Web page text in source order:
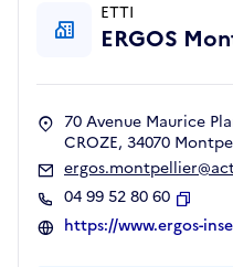
ETTI
ERGOS
70 Avenue Maurice
CROZE, 34070
04 99 52 80 60
https://www.ergos-